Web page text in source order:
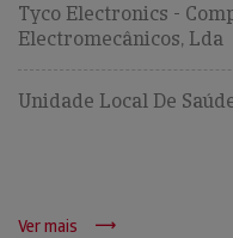
Tyco Electronics -
Electromecânicos, Lda
Unidade Local De
Ver mais